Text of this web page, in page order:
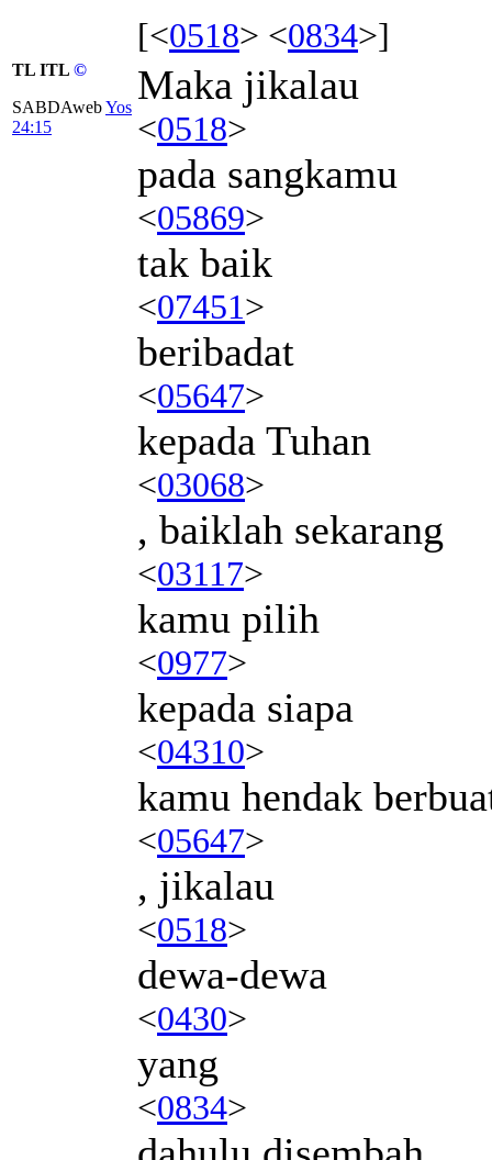
[<0518> <0834>]
TL ITL ©
SABDAwebYos
24:15
Maka jikalau
<0518>
pada sangkamu
<05869>
tak baik
<07451>
beribadat
<05647>
kepada Tuhan
<03068>
, baiklah sekarang
<03117>
kamu pilih
<0977>
kepada siapa
<04310>
kamu hendak
<05647>
, jikalau
<0518>
dewa-dewa
<0430>
yang
<0834>